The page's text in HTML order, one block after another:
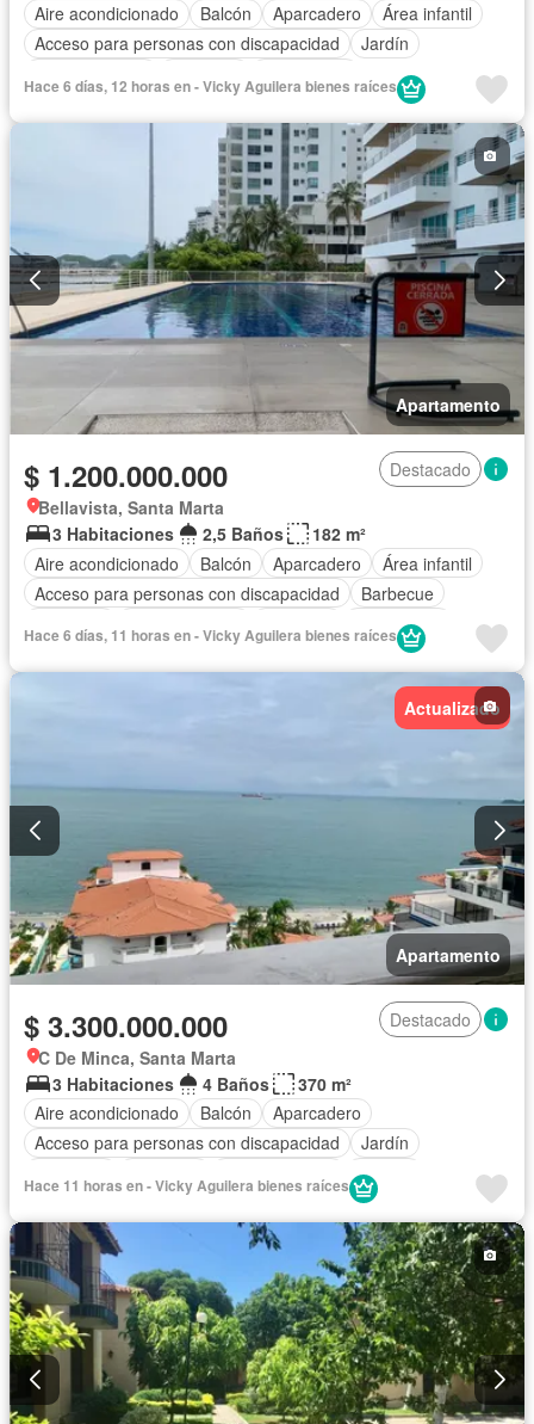
Aire acondicionado
Balcón Aparcadero
Área infantil
Acceso para personas con discapacidad
Jardín
Piscina
Hace 6 días, 12 horas en - Vicky Aguilera bienes raíces
Apartamento
$ 1.200.000.000
Destacado
Bellavista, Santa Marta
3 Habitaciones
2,5 Baños
182 m²
Aire acondicionado
Balcón Aparcadero
Área infantil
Acceso para personas con discapacidad
Barbecue
Gas natural
Cuarto de servicio Piscina Agua
Hace 6 días, 11 horas en - Vicky Aguilera bienes raíces
Actualizado
Apartamento
$ 3.300.000.000
Destacado
C De Minca, Santa Marta
3 Habitaciones
4 Baños
370 m²
Aire acondicionado
Balcón
Aparcadero
Acceso para personas con discapacidad
Jardín
Jacuzzi
Gas natural Vista panorámica
Piscina
Agua
Hace 11 horas en - Vicky Aguilera bienes raíces